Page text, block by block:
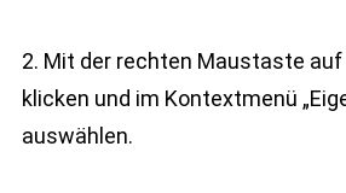
2. Mit der rechten Maustaste
klicken und im Kontextmenü
auswählen.